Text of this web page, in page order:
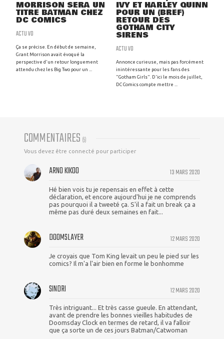
MORRISON SERA UN
TITRE BATMAN CHEZ
DC COMICS
ACTU VO
Ça se précise. En début de semaine,
Grant Morrison avait évoqué la
perspective d'un retour longuement
attendu chez les Big Two pour un ...
IVY ET HARLEY QUINN
POUR UN (BREF)
RETOUR DES
GOTHAM CITY
SIRENS
ACTU VO
Annonce curieuse, mais pas forcément
inintéressante pour les fans des
"Gotham Girls". D'ici le mois de juillet,
DC Comics compte mettre ...
COMMENTAIRES (5)
Vous devez être connecté pour participer
13 MARS 2020
ARNO KIKOO
Hé bien vois tu je repensais en effet à cette
déclaration, et encore aujourd'hui je ne comprends
pas pourquoi il a tweeté ça. S'il a fait un break ça a
même pas duré deux semaines en fait...
12 MARS 2020
DOOMSLAYER
Je croyais que Tom King levait un peu le pied sur les
comics? Il m'a l'air bien en forme le bonhomme
12 MARS 2020
SINDRI
Très intriguant... Et très casse gueule. En attendant,
avant de prendre les bonnes vieilles habitudes de
Doomsday Clock en termes de retard, il va falloir
que ça sorte un de ces jours Batman/Catwoman